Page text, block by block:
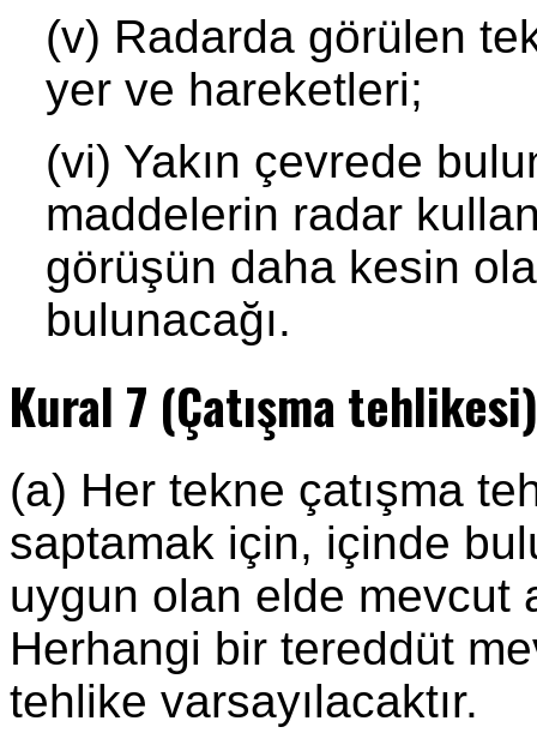
(v) Radarda görülen
yer ve hareketleri;
(vi) Yakın çevrede
maddelerin radar
görüşün daha kesin
bulunacağı.
Kural 7 (Çatışma tehlikesi)
(a) Her tekne çatışma
saptamak için, içinde
uygun olan elde mevcut
Herhangi bir tereddüt
tehlike varsayılacaktır.